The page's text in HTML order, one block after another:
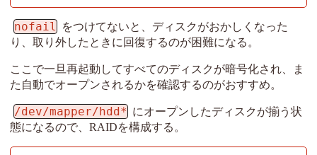
nofail
をつけてないと、ディスクがおかしくなった
り、取り外したときに回復するのが困難になる。
ここで一旦再起動してすべてのディスクが暗号化され、ま
た自動でオープンされるかを確認するのがおすすめ。
/dev/mapper/hdd* にオープンしたディスクが揃う状
態になるので、RAIDを構成する。